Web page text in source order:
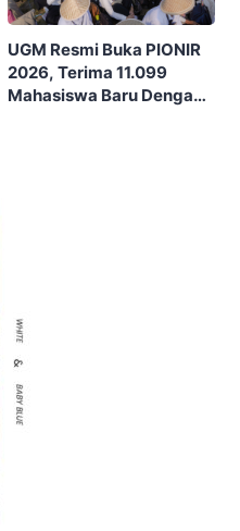
UGM Resmi Buka PIONIR
2026, Terima 11.099
Mahasiswa Baru Dengan